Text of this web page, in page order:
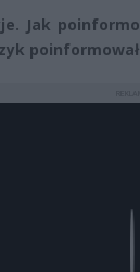
Jak